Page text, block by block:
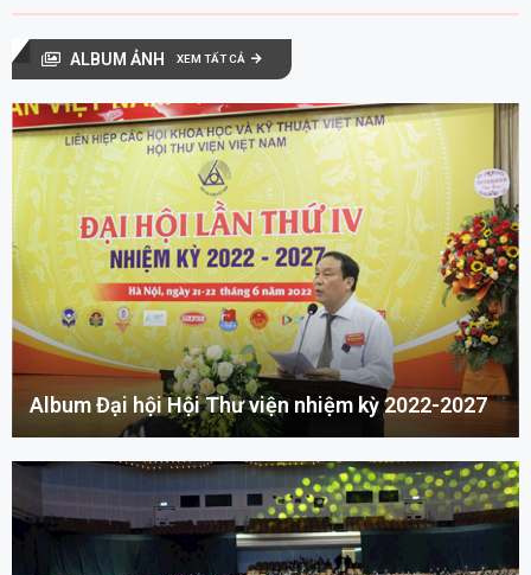
ALBUM ẢNH XEM TẤT CẢ
Album Đại hội Hội Thư viện nhiệm kỳ 2022-2027